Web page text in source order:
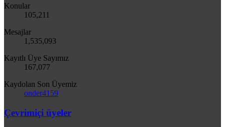
Konular
105,211
Mesajlar
1,535,093
Kayıtlı Üye Sayımız
167,077
Kaydolan Son Üyemiz
onder4159
Çevrimiçi üyeler